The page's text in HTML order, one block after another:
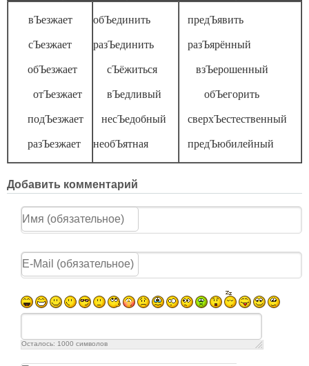
вЪезжает
сЪезжает
обЪезжает
отЪезжает
подЪезжает
разЪезжает
обЪединить
разЪединить
сЪёжиться
вЪедливый
несЪедобный
необЪятная
предЪявить
разЪярённый
взЪерошенный
обЪегорить
сверхЪестественный
предЪюбилейный
Добавить комментарий
Осталось: 1000 символов